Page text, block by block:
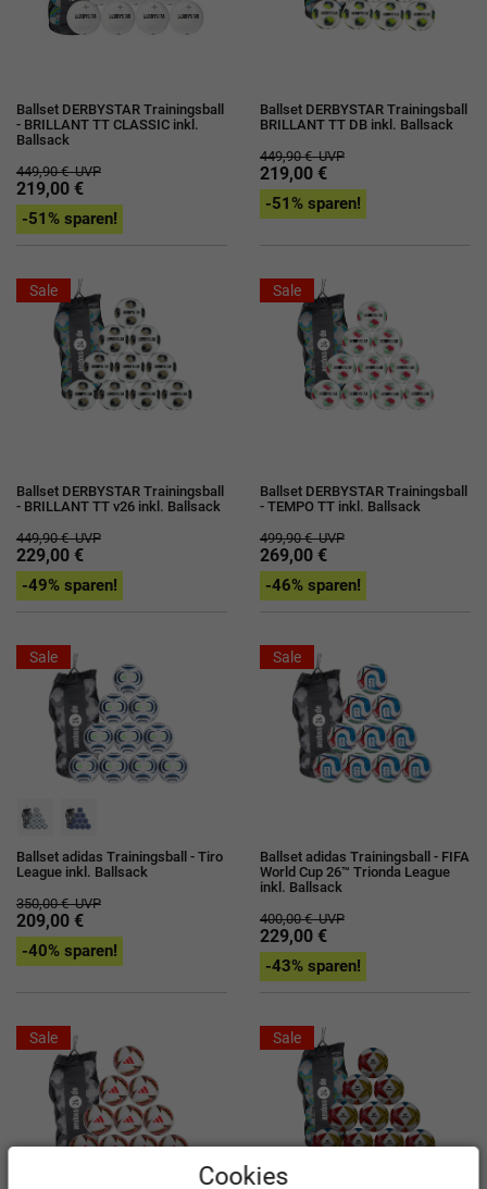
Ballset DERBYSTAR Trainingsball
- BRILLANT TT CLASSIC inkl.
Ballsack
449,90 €UVP
219,00 €
-51% sparen!
Ballset DERBYSTAR Trainingsball
BRILLANT TT DB inkl. Ballsack
449,90 €UVP
219,00 €
-51% sparen!
Sale
Ballset DERBYSTAR Trainingsball
- BRILLANT TT v26 inkl. Ballsack
449,90 €UVP
229,00 €
-49% sparen!
Sale
Ballset DERBYSTAR Trainingsball
- TEMPO TT inkl. Ballsack
499,90 €UVP
269,00 €
-46% sparen!
Sale
Ballset adidas Trainingsball - Tiro
League inkl. Ballsack
350,00 €UVP
209,00 €
-40% sparen!
Sale
Ballset adidas Trainingsball - FIFA
World Cup 26™ Trionda League
inkl. Ballsack
400,00 €UVP
229,00 €
-43% sparen!
Sale Sale
Cookies